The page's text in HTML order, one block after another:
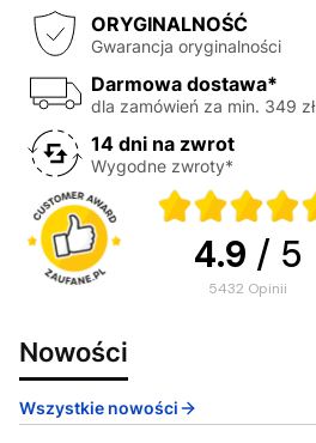
ORYGINALNOŚĆ
Gwarancja oryginalności
Darmowa dostawa*
dla zamówień za min. 349 zł
14 dni na zwrot
Wygodne zwroty*
4.9 / 5
5432 opinii
Nowości
Wszystkie nowości